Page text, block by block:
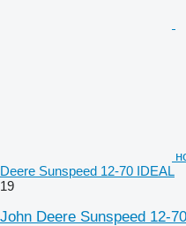
Deere Sunspeed 12-70 IDEAL
19
John Deere Sunspeed 12-